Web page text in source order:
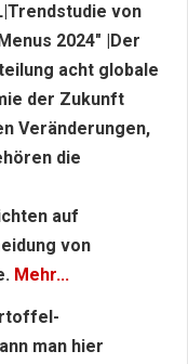
von
2024" |Der
acht globale
der Zukunft
Veränderungen,
die
auf
von
Mehr...
man hier